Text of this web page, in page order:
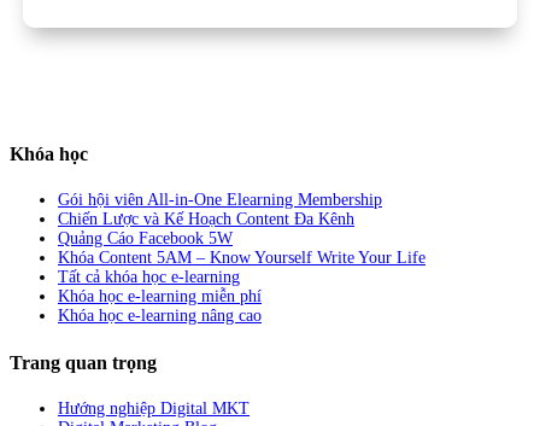
Khóa học
Gói hội viên All-in-One Elearning Membership
Chiến Lược và Kế Hoạch Content Đa Kênh
Quảng Cáo Facebook 5W
Khóa Content 5AM – Know Yourself Write Your Life
Tất cả khóa học e-learning
Khóa học e-learning miễn phí
Khóa học e-learning nâng cao
Trang quan trọng
Hướng nghiệp Digital MKT